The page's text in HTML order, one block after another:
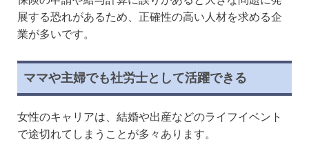
展する恐れがあるため、正確性の高い人材を求める企
業が多いです。
ママや主婦でも社労士として活躍できる
女性のキャリアは、結婚や出産などのライフイベント
で途切れてしまうことが多々あります。